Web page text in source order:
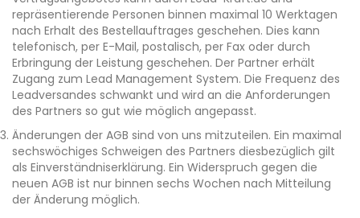
repräsentierende Personen binnen maximal 10 Werktagen
nach Erhalt des Bestellauftrages geschehen. Dies kann
telefonisch, per E-Mail, postalisch, per Fax oder durch
Erbringung der Leistung geschehen. Der Partner erhält
Zugang zum Lead Management System. Die Frequenz des
Leadversandes schwankt und wird an die Anforderungen
des Partners so gut wie möglich angepasst.
Änderungen der AGB sind von uns mitzuteilen. Ein maximal
sechswöchiges Schweigen des Partners diesbezüglich gilt
als Einverständniserklärung. Ein Widerspruch gegen die
neuen AGB ist nur binnen sechs Wochen nach Mitteilung
der Änderung möglich.